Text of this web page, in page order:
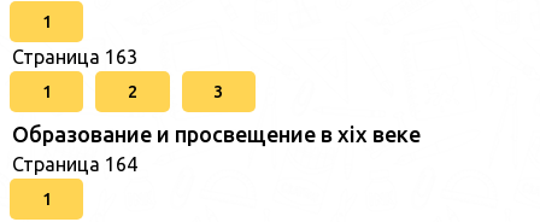
1
Страница 163
1 2 3
Образование и просвещение в xix веке
Страница 164
1